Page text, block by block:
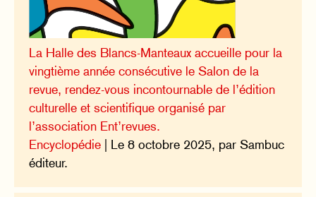
La Halle des Blancs-Manteaux accueille pour la
vingtième année consécutive le Salon de la
revue, rendez-vous incontournable de l’édition
culturelle et scientifique organisé par
l’association Ent’revues.
Encyclopédie | Le 8 octobre 2025, par Sambuc
éditeur.